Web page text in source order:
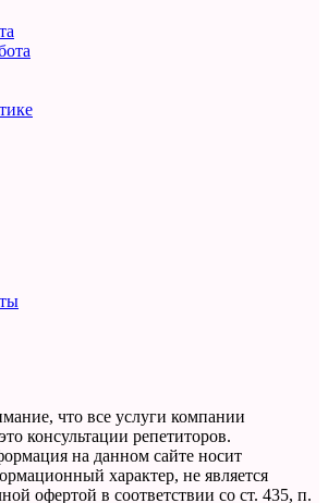
что все услуги компании
консультации репетиторов.
на данном сайте носит
характер, не является
офертой в соответствии со ст. 435, п.